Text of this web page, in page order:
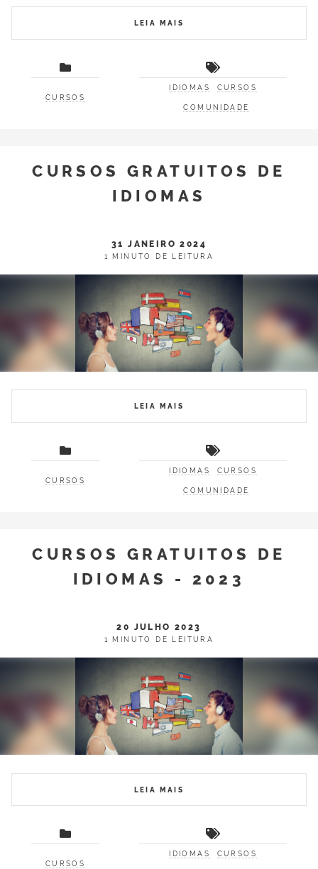
LEIA MAIS
CURSOS
IDIOMAS CURSOS
COMUNIDADE
CURSOS GRATUITOS DE
IDIOMAS
31 JANEIRO 2024
1 MINUTO DE LEITURA
LEIA MAIS
CURSOS
IDIOMAS CURSOS
COMUNIDADE
CURSOS GRATUITOS DE
IDIOMAS - 2023
20 JULHO 2023
1 MINUTO DE LEITURA
LEIA MAIS
CURSOS
IDIOMAS CURSOS